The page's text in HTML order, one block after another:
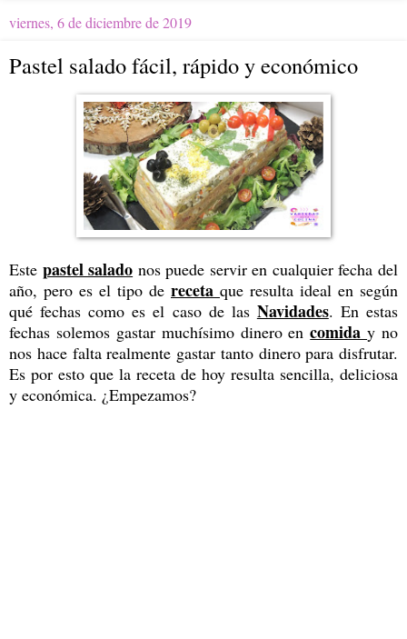
viernes, 6 de diciembre de 2019
Pastel salado fácil, rápido y económico
Este pastel salado nos puede servir en cualquier fecha del
año, pero es el tipo de receta que resulta ideal en según
qué fechas como es el caso de las Navidades. En estas
fechas solemos gastar muchísimo dinero encomiday no
nos hace falta realmente gastar tanto dinero para disfrutar.
Es por esto que la receta de hoy resulta sencilla, deliciosa
y económica. ¿Empezamos?